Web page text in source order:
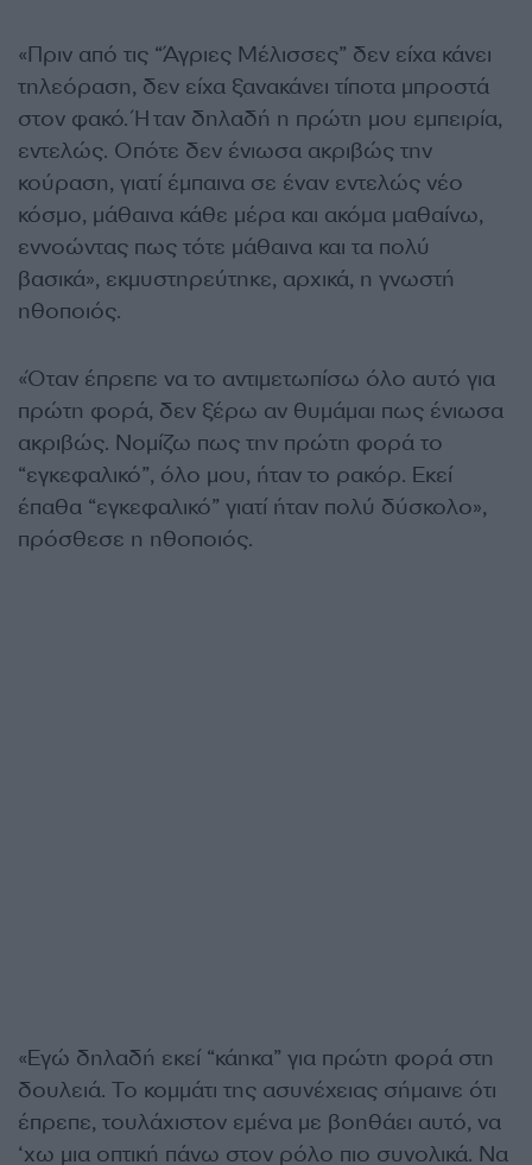
«Πριν από τις “Άγριες Μέλισσες” δεν είχα κάνει
τηλεόραση, δεν είχα ξανακάνει τίποτα μπροστά
στον φακό. Ήταν δηλαδή η πρώτη μου εμπειρία,
εντελώς. Οπότε δεν ένιωσα ακριβώς την
κούραση, γιατί έμπαινα σε έναν εντελώς νέο
κόσμο, μάθαινα κάθε μέρα και ακόμα μαθαίνω,
εννοώντας πως τότε μάθαινα και τα πολύ
βασικά», εκμυστηρεύτηκε, αρχικά, η γνωστή
ηθοποιός.
«Όταν έπρεπε να το αντιμετωπίσω όλο αυτό για
πρώτη φορά, δεν ξέρω αν θυμάμαι πως ένιωσα
ακριβώς. Νομίζω πως την πρώτη φορά το
“εγκεφαλικό”, όλο μου, ήταν το ρακόρ. Εκεί
έπαθα “εγκεφαλικό” γιατί ήταν πολύ δύσκολο»,
πρόσθεσε η ηθοποιός.
«Εγώ δηλαδή εκεί “κάηκα” για πρώτη φορά στη
δουλειά. Το κομμάτι της ασυνέχειας σήμαινε ότι
έπρεπε, τουλάχιστον εμένα με βοηθάει αυτό, να
‘χω μια οπτική πάνω στον ρόλο πιο συνολικά. Να